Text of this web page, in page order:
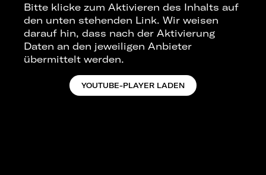
Bitte klicke zum Aktivieren des Inhalts auf
den unten stehenden Link. Wir weisen
darauf hin, dass nach der Aktivierung
Daten an den jeweiligen Anbieter
übermittelt werden.
YOUTUBE-PLAYER LADEN